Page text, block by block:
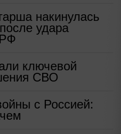
накинулась
удара
ключевой
СВО
с Россией: